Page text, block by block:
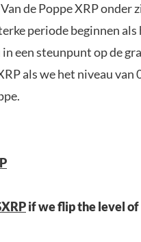
de Poppe XRP onder
periode beginnen
een steunpunt op de
als we het niveau
if we flip the level of